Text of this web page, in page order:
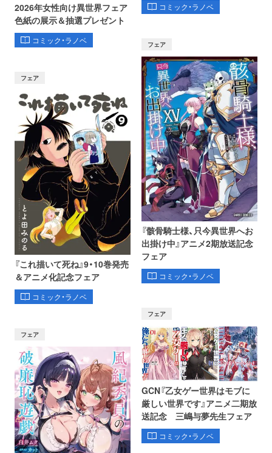
2026年女性向け異世界フェア
色紙の展示＆抽選プレゼント
コミック・ラノベ
コミック・ラノベ
フェア
『これ描いて死ね』9・10巻発売
＆アニメ化記念フェア
コミック・ラノベ
フェア
『骸骨騎士様、只今異世界へお
出掛け中』アニメ2期放送記念
フェア
コミック・ラノベ
フェア
フェア
GCN『乙女ゲー世界はモブに
厳しい世界です』アニメ二期放
送記念 三嶋与夢先生フェア
コミック・ラノベ